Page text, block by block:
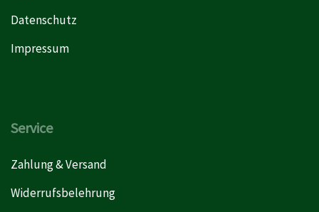
Datenschutz
Impressum
Service
Zahlung & Versand
Widerrufsbelehrung